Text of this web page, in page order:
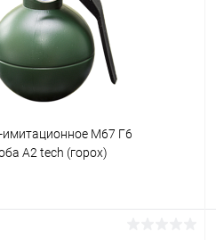
имитационное М67 Г6
A2 tech (горох)